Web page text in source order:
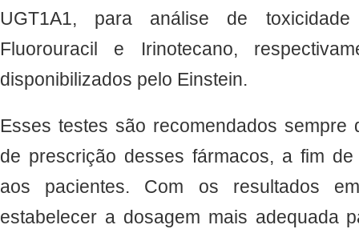
UGT1A1, para análise de
Fluorouracil e Irinotecano,
disponibilizados pelo Einstein.
Esses testes são recomendados sempre
de prescrição desses fármacos, a fim
aos pacientes. Com os resultados
estabelecer a dosagem mais adequada